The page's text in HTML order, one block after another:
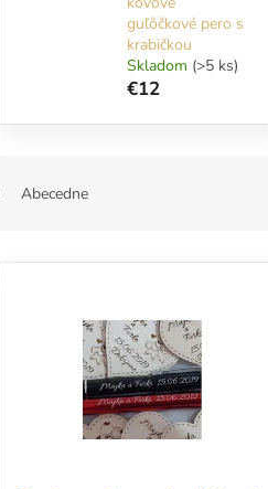
guľôčkové pero s
krabičkou
Skladom (>5 ks)
€12
Abecedne